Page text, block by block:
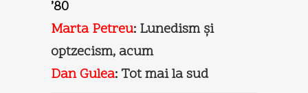
’80
Marta Petreu: Lunedism şi
optzecism, acum
Dan Gulea:Tot mai la sud